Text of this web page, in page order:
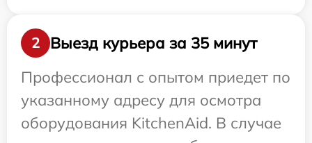
2
Выезд курьера за 35 минут
Профессионал с опытом приедет по
указанному адресу для осмотра
оборудования KitchenAid. В случае